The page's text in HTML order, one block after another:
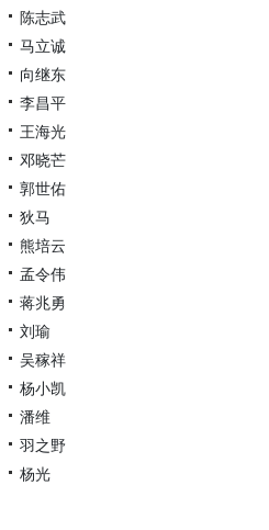
陈志武
马立诚
向继东
李昌平
王海光
邓晓芒
郭世佑
狄马
熊培云
孟令伟
蒋兆勇
刘瑜
吴稼祥
杨小凯
潘维
羽之野
杨光